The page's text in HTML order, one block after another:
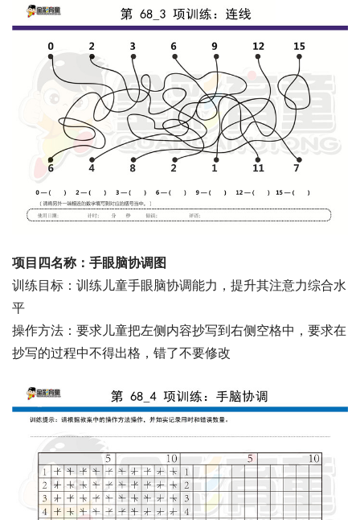
项目四名称：手眼脑协调图
训练目标：训练儿童手眼脑协调能力，提升其注意力综合水
平
操作方法：要求儿童把左侧内容抄写到右侧空格中，要求在
抄写的过程中不得出格，错了不要修改